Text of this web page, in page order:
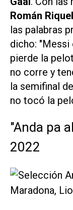
Román
las palabras
dicho: "Messi
pierde la
no corre y
la semifinal
no tocó la
"Anda pa
2022